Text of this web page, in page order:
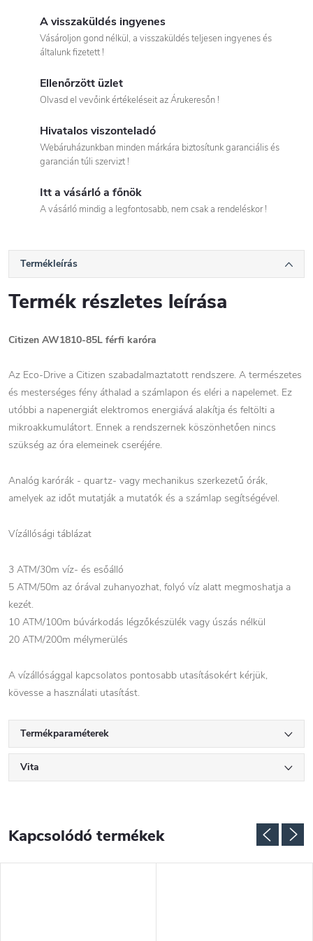
A visszaküldés ingyenes
Vásároljon gond nélkül, a visszaküldés teljesen ingyenes és
általunk fizetett !
Ellenőrzött üzlet
Olvasd el vevőink értékeléseit az Árukeresőn !
Hivatalos viszonteladó
Webáruházunkban minden márkára biztosítunk garanciális és
garancián túli szervizt !
Itt a vásárló a főnök
A vásárló mindig a legfontosabb, nem csak a rendeléskor !
Termékleírás
Termék részletes leírása
Citizen AW1810-85L férfi karóra
Az Eco-Drive a Citizen szabadalmaztatott rendszere. A természetes
és mesterséges fény áthalad a számlapon és eléri a napelemet. Ez
utóbbi a napenergiát elektromos energiává alakítja és feltölti a
mikroakkumulátort. Ennek a rendszernek köszönhetően nincs
szükség az óra elemeinek cseréjére.
Analóg karórák - quartz- vagy mechanikus szerkezetű órák,
amelyek az időt mutatják a mutatók és a számlap segítségével.
Vízállósági táblázat
3 ATM/30m víz- és esőálló
5 ATM/50m az órával zuhanyozhat, folyó víz alatt megmoshatja a
kezét.
10 ATM/100m búvárkodás légzőkészülék vagy úszás nélkül
20 ATM/200m mélymerülés
A vízállósággal kapcsolatos pontosabb utasításokért kérjük,
kövesse a használati utasítást.
Termékparaméterek
Vita
Kapcsolódó termékek